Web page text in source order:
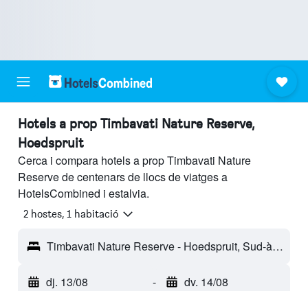
Hotels a prop Timbavati Nature Reserve,
Hoedspruit
Cerca i compara hotels a prop Timbavati Nature
Reserve de centenars de llocs de viatges a
HotelsCombined i estalvia.
2 hostes, 1 habitació
Timbavati Nature Reserve - Hoedspruit, Sud-àfrica
dj. 13/08 - dv. 14/08